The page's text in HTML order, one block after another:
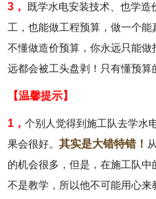
3，
既学水电安装技术、也学
工，也能做工程预算，做一个
不懂做造价预算，你永远只能
远都会被工头盘剥！只有懂预算
【温馨提示】
1，个别人觉得到施工队去学水
果会很好。其实是大错特错！
的机会很多，但是，在施工队中
不是教学，所以他不可能用心